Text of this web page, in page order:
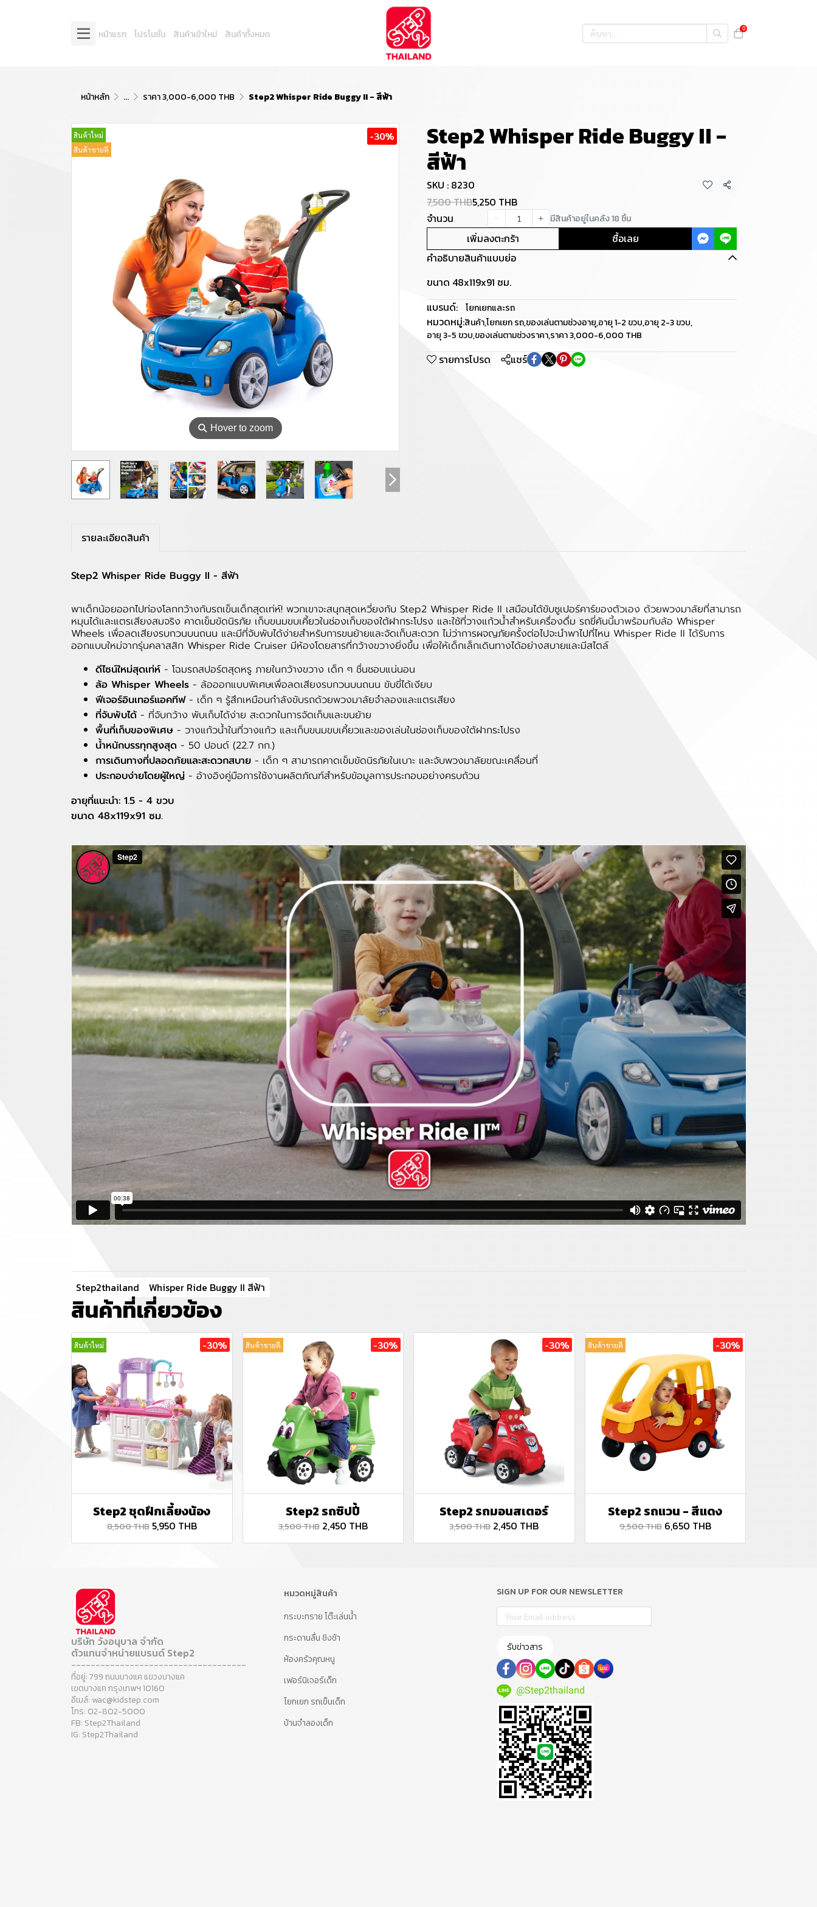
หน้าแรก โปรโมชั่น สินค้าเข้าใหม่ สินค้าทั้งหมด 0
หน้าหลัก ... ราคา 3,000-6,000 THB Step2 Whisper Ride Buggy II - สีฟ้า
⚲ Hover to zoom
สินค้าใหม่
สินค้าขายดี
-30% Step2 Whisper Ride Buggy II -
สีฟ้า
SKU : 8230
แชร์
7,500 THB5,250 THB
จำนวน
มีสินค้าอยู่ในคลัง 18 ชิ้น
เพิ่มลงตะกร้า
ซื้อเลย
คำอธิบายสินค้าแบบย่อ
ขนาด 48x119x91 ซม.
แบรนด์:
โยกเยกและรถ
หมวดหมู่:สินค้า,โยกเยก รถ,ของเล่นตามช่วงอายุ,อายุ 1-2 ขวบ,อายุ 2-3 ขวบ,
อายุ 3-5 ขวบ,ของเล่นตามช่วงราคา,ราคา 3,000-6,000 THB
รายการโปรด แชร์
รายละเอียดสินค้า
Step2 Whisper Ride Buggy II - สีฟ้า
พาเด็กน้อยออกไปท่องโลกกว้างกับรถเข็นเด็กสุดเท่ห์! พวกเขาจะสนุกสุดเหวี่ยงกับ Step2 Whisper Ride II เสมือนได้ขับซูเปอร์คาร์ของตัวเอง ด้วยพวงมาลัยที่สามารถ
หมุนได้และแตรเสียงสมจริง คาดเข็มขัดนิรภัย เก็บขนมขบเคี้ยวในช่องเก็บของใต้ฝากระโปรง และใช้ที่วางแก้วน้ำสำหรับเครื่องดื่ม รถขี่คันนี้มาพร้อมกับล้อ Whisper
Wheels เพื่อลดเสียงรบกวนบนถนน และมีที่จับพับได้ง่ายสำหรับการขนย้ายและจัดเก็บสะดวก ไม่ว่าการผจญภัยครั้งต่อไปจะนำพาไปที่ไหน Whisper Ride II ได้รับการ
ออกแบบใหม่จากรุ่นคลาสสิก Whisper Ride Cruiser มีห้องโดยสารที่กว้างขวางยิ่งขึ้น เพื่อให้เด็กเล็กเดินทางได้อย่างสบายและมีสไตล์
ดีไซน์ใหม่สุดเท่ห์ - โฉมรถสปอร์ตสุดหรู ภายในกว้างขวาง เด็ก ๆ ชื่นชอบแน่นอน
ล้อ Whisper Wheels - ล้อออกแบบพิเศษเพื่อลดเสียงรบกวนบนถนน ขับขี่ได้เงียบ
ฟีเจอร์อินเทอร์แอคทีฟ- เด็ก ๆ รู้สึกเหมือนกำลังขับรถด้วยพวงมาลัยจำลองและแตรเสียง
ที่จับพับได้ - ที่จับกว้าง พับเก็บได้ง่าย สะดวกในการจัดเก็บและขนย้าย
พื้นที่เก็บของพิเศษ - วางแก้วน้ำในที่วางแก้ว และเก็บขนมขบเคี้ยวและของเล่นในช่องเก็บของใต้ฝากระโปรง
น้ำหนักบรรทุกสูงสุด - 50 ปอนด์ (22.7 กก.)
การเดินทางที่ปลอดภัยและสะดวกสบาย - เด็ก ๆ สามารถคาดเข็มขัดนิรภัยในเบาะ และจับพวงมาลัยขณะเคลื่อนที่
ประกอบง่ายโดยผู้ใหญ่ - อ้างอิงคู่มือการใช้งานผลิตภัณฑ์สำหรับข้อมูลการประกอบอย่างครบถ้วน
อายุที่แนะนำ: 1.5 - 4 ขวบ
ขนาด 48x119x91 ซม.
Step2thailand Whisper Ride Buggy II สีฟ้า
สินค้าที่เกี่ยวข้อง
สินค้าใหม่ -30%
Step2 ชุดฝึกเลี้ยงน้อง
8,500 THB 5,950 THB
สินค้าขายดี -30%
Step2 รถซิปปี้
3,500 THB 2,450 THB
-30%
Step2 รถมอนสเตอร์
3,500 THB 2,450 THB
สินค้าขายดี -30%
Step2 รถแวน - สีแดง
9,500 THB 6,650 THB
บริษัท วังอนุบาล จำกัด
ตัวแทนจำหน่ายแบรนด์ Step2
------------------------------------
ที่อยู่: 799 ถนนบางแค แขวงบางแค
เขตบางแค กรุงเทพฯ 10160
อีเมล์: wac@kidstep.com
โทร: 02-802-5000
FB: Step2Thailand
IG: Step2Thailand
หมวดหมู่สินค้า
กระบะทราย โต๊ะเล่นน้ำ
กระดานลื่น ชิงช้า
ห้องครัวคุณหนู
เฟอร์นิเจอร์เด็ก
โยกเยก รถเข็นเด็ก
บ้านจำลองเด็ก
SIGN UP FOR OUR NEWSLETTER
รับข่าวสาร
@Step2thailand